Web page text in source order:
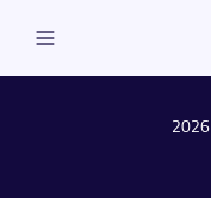
2026